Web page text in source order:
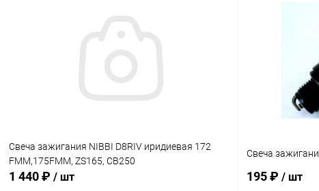
Свеча зажигания NIBBI D8RIV иридиевая 172
FMM,175FMM, ZS165, CB250
1 440 ₽ / шт
Свеча
195 ₽ / шт